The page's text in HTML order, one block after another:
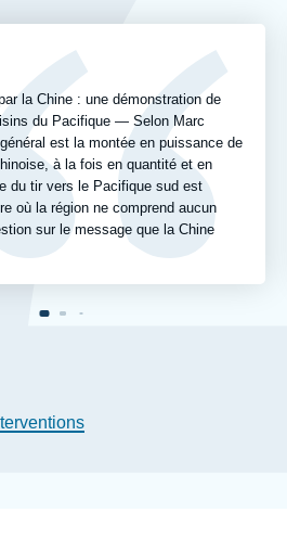
la Chine : une démonstration de
du Pacifique — Selon Marc
est la montée en puissance de
à la fois en quantité et en
du tir vers le Pacifique sud est
où la région ne comprend aucun
sur le message que la Chine